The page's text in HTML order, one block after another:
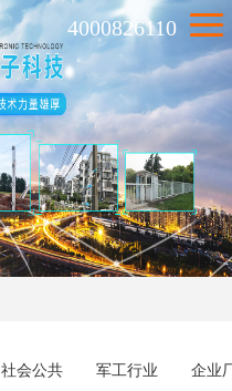
4000826110
社会公共 军工行业 企业